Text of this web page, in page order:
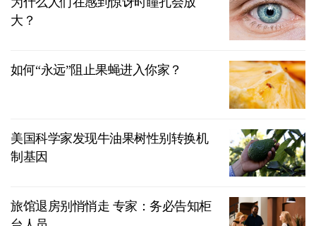
大？
如何“永远”阻止果蝇进入你家？
美国科学家发现牛油果树性别转换机
制基因
旅馆退房别悄悄走 专家：务必告知柜